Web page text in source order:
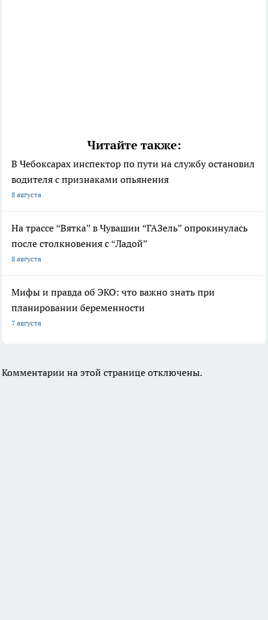
Читайте также:
В Чебоксарах инспектор по пути на службу остановил
водителя с признаками опьянения
8 августа
На трассе “Вятка” в Чувашии “ГАЗель” опрокинулась
после столкновения с “Ладой”
8 августа
Мифы и правда об ЭКО: что важно знать при
планировании беременности
7 августа
Комментарии на этой странице отключены.